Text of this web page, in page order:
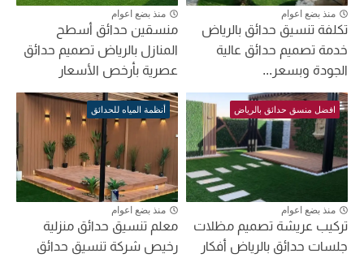
منذ بضع اعوام
تكلفة تنسيق حدائق بالرياض
خدمة تصميم حدائق عالية
الجودة وبسعر...
منذ بضع اعوام
منسقين حدائق أسطح
المنازل بالرياض تصميم حدائق
عصرية بأرخص الأسعار
افضل منسق حدائق بالرياض
منذ بضع اعوام
تركيب عريشة تصميم مظلات
جلسات حدائق بالرياض أفكار
أنظمة المياه للحدائق
منذ بضع اعوام
معلم تنسيق حدائق منزلية
رخيص شركة تنسيق حدائق